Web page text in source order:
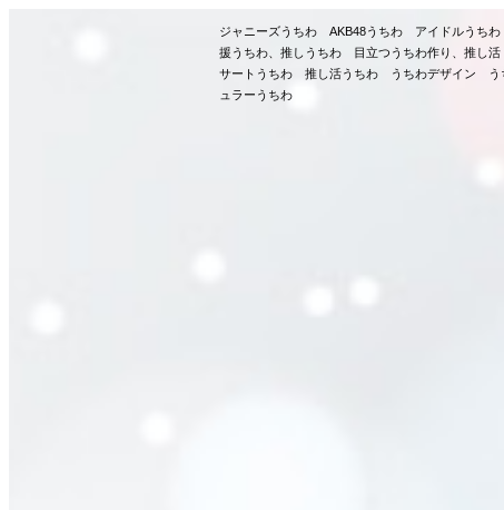
ジャニーズうちわ AKB48うちわ アイドルうち
援うちわ、推しうちわ 目立つうちわ作り、推し
サートうちわ 推し活うちわ うちわデザイン う
ュラーうちわ